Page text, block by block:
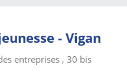
- Vigan
entreprises , 30 bis